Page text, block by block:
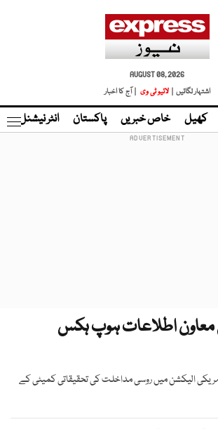
AUGUST 08, 2026
اشتہار لگائیں |
لائیو ٹی وی | آج کا اخبار
کھیل خاص خبریں پاکستان انٹر نیشنل
معاون اطلاعات ہوپ ہکس
الیکشن میں روسی مداخلت کی تحقیقاتی کمیٹی کے